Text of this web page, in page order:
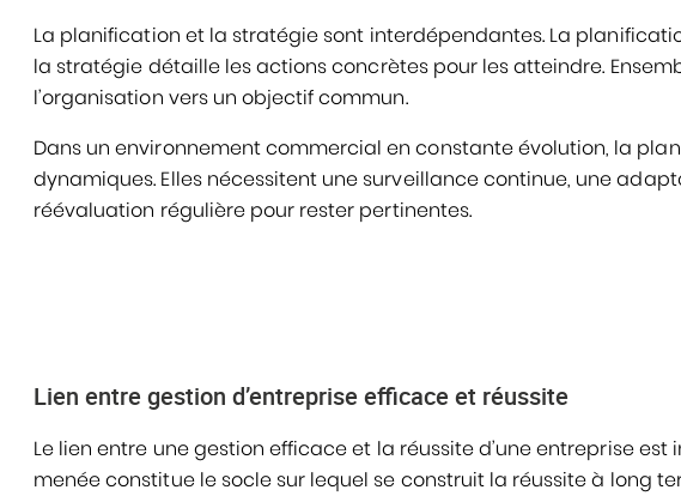
La planification et la stratégie sont interdépendantes. La
la stratégie détaille les actions concrètes pour les atteindre.
l’organisation vers un objectif commun.
Dans un environnement commercial en constante évolution, la
dynamiques. Elles nécessitent une surveillance continue, une
réévaluation régulière pour rester pertinentes.
Lien entre gestion d’entreprise efficace et réussite
Le lien entre une gestion efficace et la réussite d’une entreprise
menée constitue le socle sur lequel se construit la réussite à long